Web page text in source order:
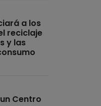
a los
reciclaje
y las
Centro